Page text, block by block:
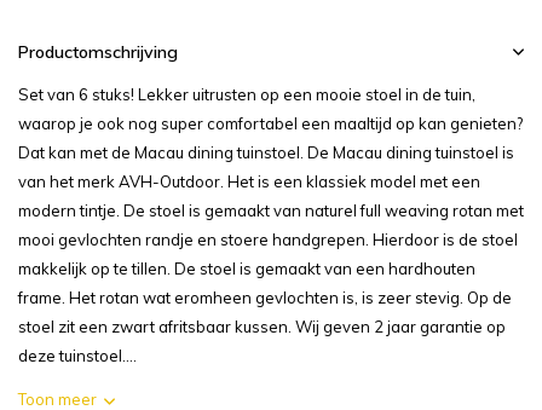
Productomschrijving
Set van 6 stuks! Lekker uitrusten op een mooie stoel in de tuin,
waarop je ook nog super comfortabel een maaltijd op kan genieten?
Dat kan met de Macau dining tuinstoel. De Macau dining tuinstoel is
van het merk AVH-Outdoor. Het is een klassiek model met een
modern tintje. De stoel is gemaakt van naturel full weaving rotan met
mooi gevlochten randje en stoere handgrepen. Hierdoor is de stoel
makkelijk op te tillen. De stoel is gemaakt van een hardhouten
frame. Het rotan wat eromheen gevlochten is, is zeer stevig. Op de
stoel zit een zwart afritsbaar kussen. Wij geven 2 jaar garantie op
deze tuinstoel....
Toon meer